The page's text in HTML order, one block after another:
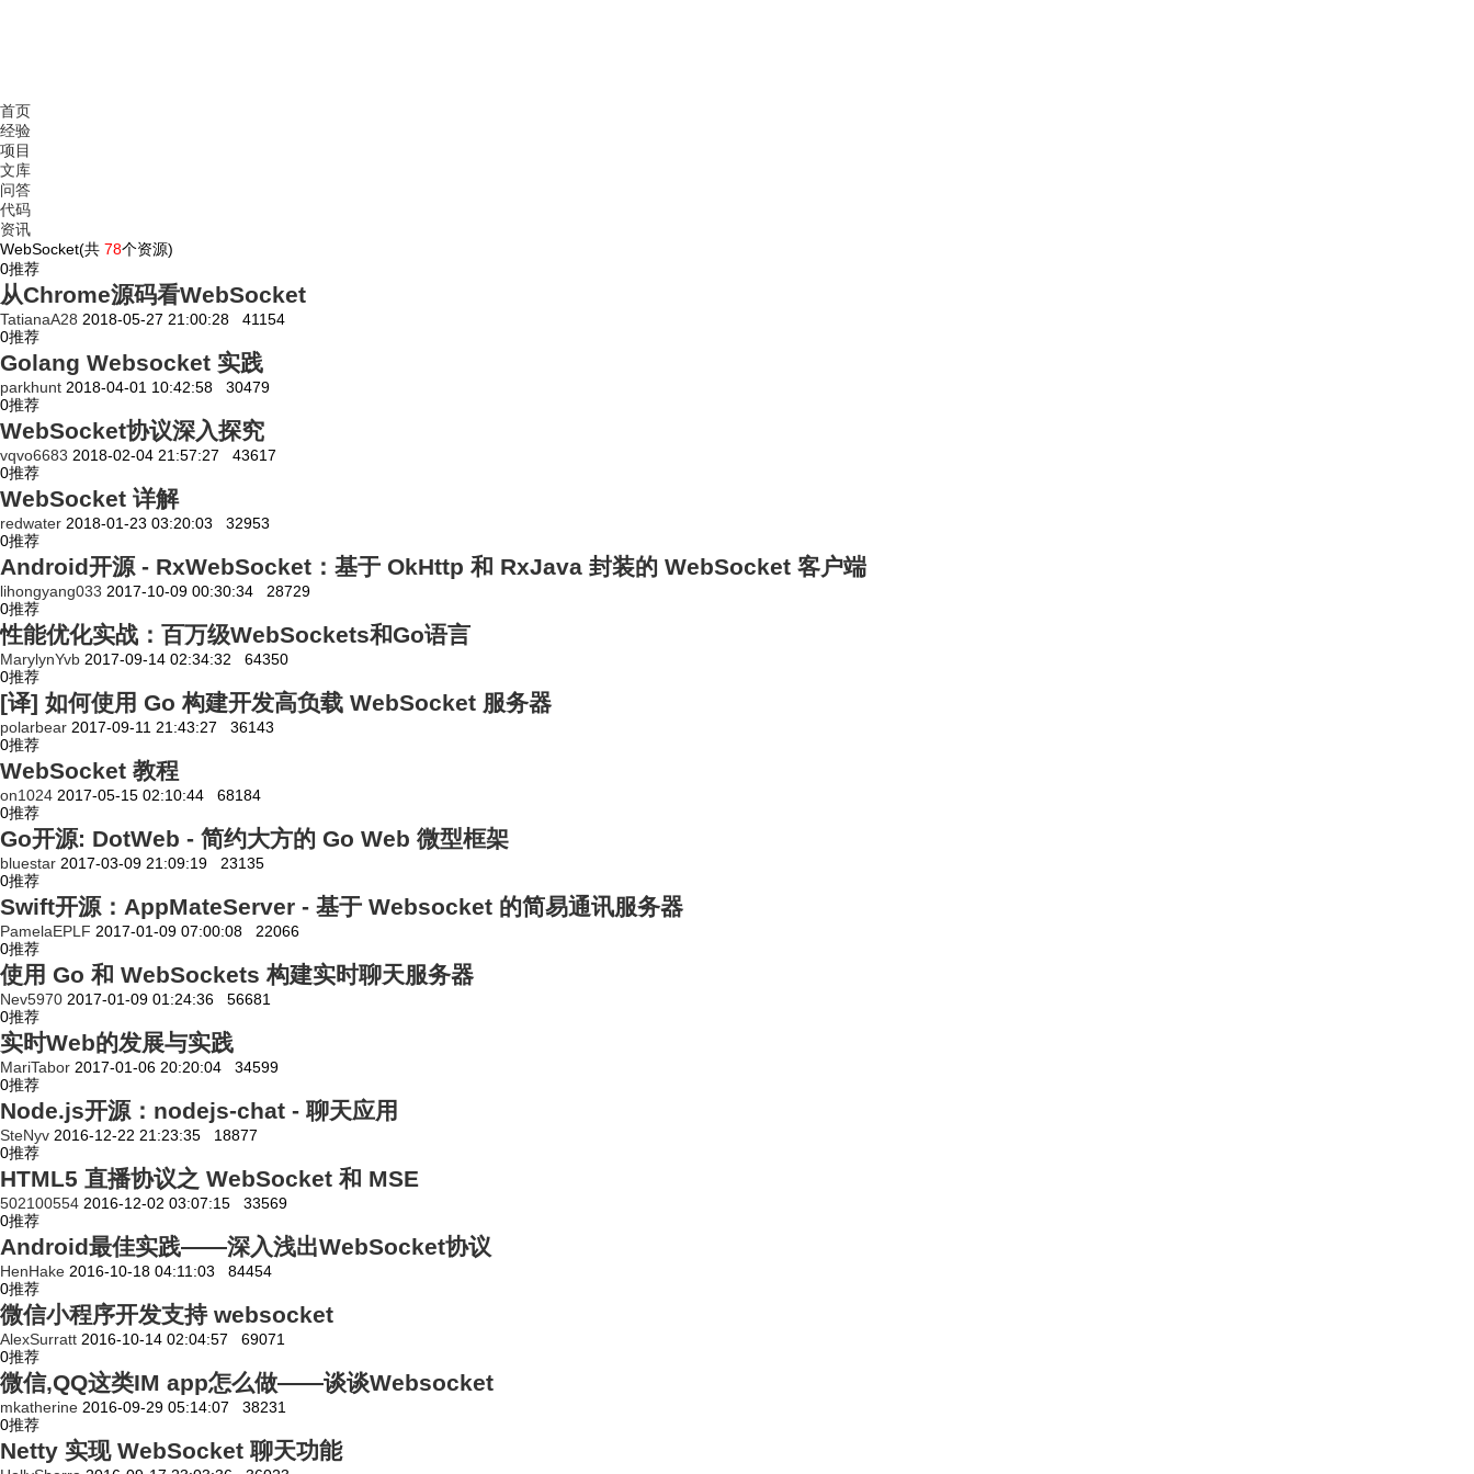
首页
经验
项目
文库
问答
代码
资讯
WebSocket(共 78个资源)
0推荐
从Chrome源码看WebSocket
TatianaA28 2018-05-27 21:00:28
41154
0推荐
Golang Websocket 实践
parkhunt 2018-04-01 10:42:58
30479
0推荐
WebSocket协议深入探究
vqvo6683 2018-02-04 21:57:27
43617
0推荐
WebSocket 详解
redwater 2018-01-23 03:20:03
32953
0推荐
Android开源 - RxWebSocket：基于 OkHttp 和 RxJava 封装的 WebSocket 客户端
lihongyang033 2017-10-09 00:30:34
28729
0推荐
性能优化实战：百万级WebSockets和Go语言
MarylynYvb 2017-09-14 02:34:32
64350
0推荐
[译] 如何使用 Go 构建开发高负载 WebSocket 服务器
polarbear 2017-09-11 21:43:27
36143
0推荐
WebSocket 教程
on1024 2017-05-15 02:10:44
68184
0推荐
Go开源: DotWeb - 简约大方的 Go Web 微型框架
bluestar 2017-03-09 21:09:19
23135
0推荐
Swift开源：AppMateServer - 基于 Websocket 的简易通讯服务器
PamelaEPLF 2017-01-09 07:00:08
22066
0推荐
使用 Go 和 WebSockets 构建实时聊天服务器
Nev5970 2017-01-09 01:24:36
56681
0推荐
实时Web的发展与实践
MariTabor 2017-01-06 20:20:04
34599
0推荐
Node.js开源：nodejs-chat - 聊天应用
SteNyv 2016-12-22 21:23:35
18877
0推荐
HTML5 直播协议之 WebSocket 和 MSE
502100554 2016-12-02 03:07:15
33569
0推荐
Android最佳实践——深入浅出WebSocket协议
HenHake 2016-10-18 04:11:03
84454
0推荐
微信小程序开发支持 websocket
AlexSurratt 2016-10-14 02:04:57
69071
0推荐
微信,QQ这类IM app怎么做——谈谈Websocket
mkatherine 2016-09-29 05:14:07
38231
0推荐
Netty 实现 WebSocket 聊天功能